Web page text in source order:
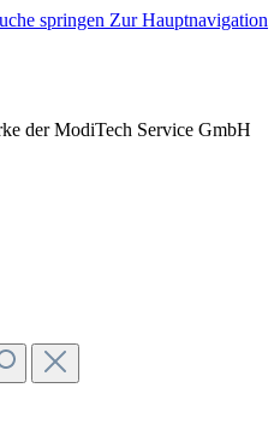
springen Zur Hauptnavigation
der ModiTech Service GmbH